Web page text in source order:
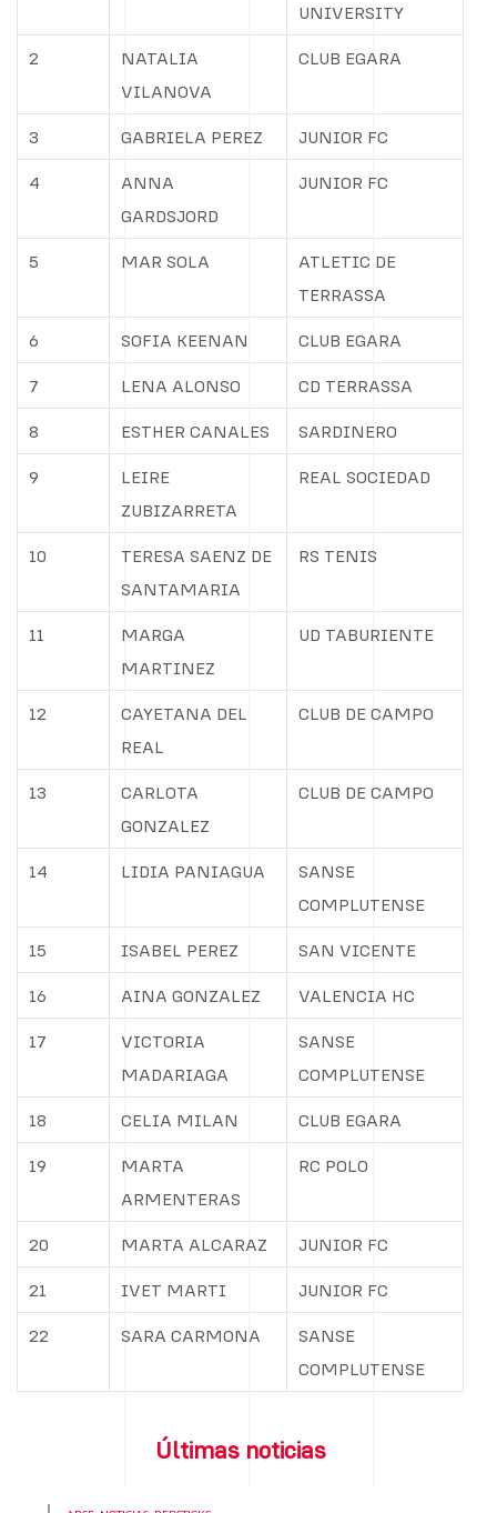
UNIVERSITY
2
NATALIA
VILANOVA
CLUB EGARA
3 GABRIELA PEREZ JUNIOR FC
4
ANNA
GARDSJORD
JUNIOR FC
5 MAR SOLA
ATLETIC DE
TERRASSA
6 SOFIA KEENAN CLUB EGARA
7 LENA ALONSO CD TERRASSA
8 ESTHER CANALES SARDINERO
9
LEIRE
ZUBIZARRETA
REAL SOCIEDAD
10
TERESA SAENZ DE
SANTAMARIA
RS TENIS
11
MARGA
MARTINEZ
UD TABURIENTE
12
CAYETANA DEL
REAL
CLUB DE CAMPO
13
CARLOTA
GONZALEZ
CLUB DE CAMPO
14 LIDIA PANIAGUA
SANSE
COMPLUTENSE
15 ISABEL PEREZ SAN VICENTE
16 AINA GONZALEZ VALENCIA HC
17
VICTORIA
MADARIAGA
SANSE
COMPLUTENSE
18 CELIA MILAN CLUB EGARA
19
MARTA
ARMENTERAS
RC POLO
20 MARTA ALCARAZ JUNIOR FC
21 IVET MARTI JUNIOR FC
22 SARA CARMONA
SANSE
COMPLUTENSE
Últimas noticias